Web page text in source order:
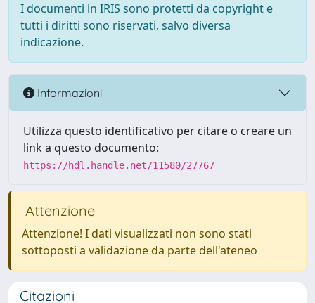
I documenti in IRIS sono protetti da copyright e
tutti i diritti sono riservati, salvo diversa
indicazione.
Informazioni
Utilizza questo identificativo per citare o creare un
link a questo documento:
https://hdl.handle.net/11580/27767
Attenzione
Attenzione! I dati visualizzati non sono stati
sottoposti a validazione da parte dell'ateneo
Citazioni